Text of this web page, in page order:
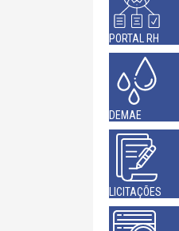
PORTAL RH
DEMAE
LICITAÇÕES